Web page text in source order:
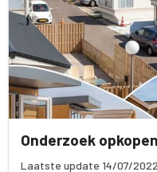
Onderzoek
Laatste update 14/07/2022